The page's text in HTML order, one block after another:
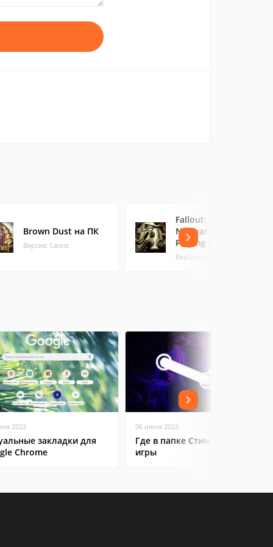
Brown Dust на ПК
Версия: Latest
Fallout: A Post
Nuclear Role
Playing Game
Версия: Latest
2022
закладки для
Chrome
06 июня 2022
Где в папке Стим находятся
игры